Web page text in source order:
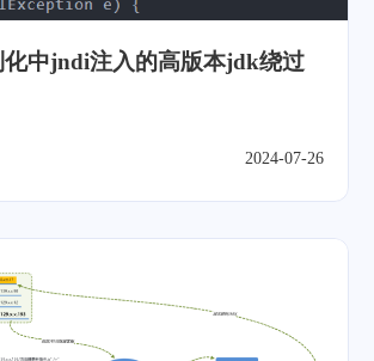
化中jndi注入的高版本jdk绕过
2024-07-26